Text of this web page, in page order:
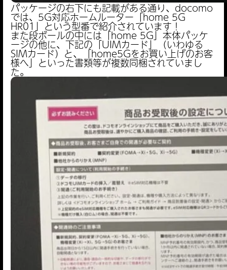
パッケージの右下にも記載がある通り、docomo
では、5G対応ホームルーター「home 5G
HR01」という型番で紹介されています！
また段ボールの中には「home 5G」本体パッケ
ージの他に、下記の「UIMカード」（いわゆる
SIMカード）と、「home5Gをお買い上げのお客
様へ」といった書類等が複数同梱されていまし
た。